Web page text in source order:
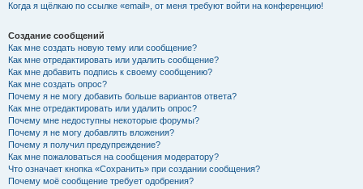
Когда я щёлкаю по ссылке «email», от меня требуют войти на конференцию!
Создание сообщений
Как мне создать новую тему или сообщение?
Как мне отредактировать или удалить сообщение?
Как мне добавить подпись к своему сообщению?
Как мне создать опрос?
Почему я не могу добавить больше вариантов ответа?
Как мне отредактировать или удалить опрос?
Почему мне недоступны некоторые форумы?
Почему я не могу добавлять вложения?
Почему я получил предупреждение?
Как мне пожаловаться на сообщения модератору?
Что означает кнопка «Сохранить» при создании сообщения?
Почему моё сообщение требует одобрения?